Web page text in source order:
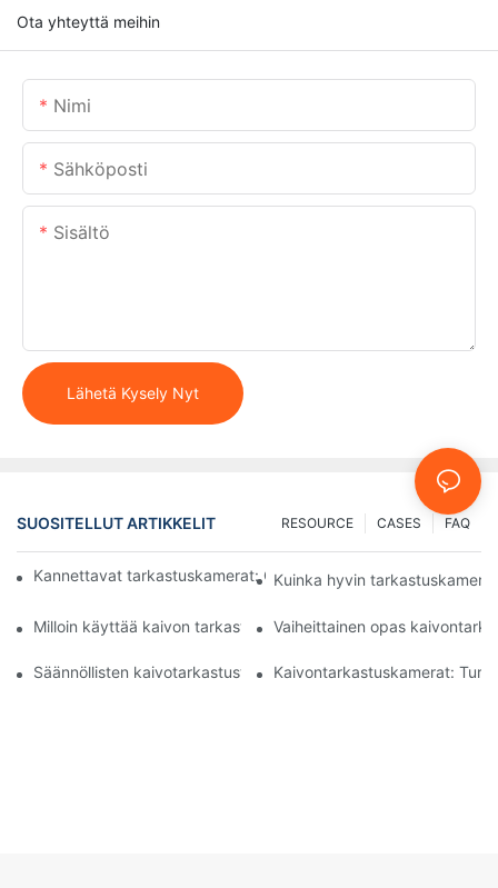
Ota yhteyttä meihin
Nimi
Sähköposti
Sisältö
Lähetä Kysely Nyt
SUOSITELLUT ARTIKKELIT FAQ
CASES
RESOURCE
Kannettavat tarkastuskamerat: Olennaisia ​​työkaluja
Kuinka hyvin
Milloin käyttää kaivon tarkastuskameraa: Keskeiset indikaattorit
Vaiheittainen opas
Säännöllisten kaivotarkastusten merkitys erikoiskameroilla
Kaivontarkastuskamerat: